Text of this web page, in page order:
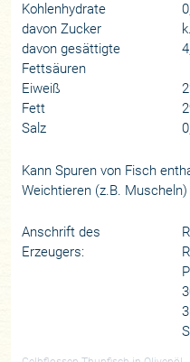
Kohlenhydrate
davon Zucker
davon gesättigte
Fettsäuren
Eiweiß
Fett
Salz
Kann Spuren von Fisch
Weichtieren (z.B.
Anschrift des
Erzeugers: